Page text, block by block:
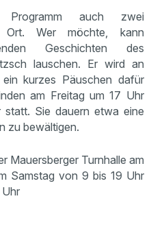
Programm auch zwei
Ort. Wer möchte, kann
Geschichten des
lauschen. Er wird an
kurzes Päuschen dafür
am Freitag um 17 Uhr
Sie dauern etwa eine
zu bewältigen.
Mauersberger Turnhalle am
Samstag von 9 bis 19 Uhr